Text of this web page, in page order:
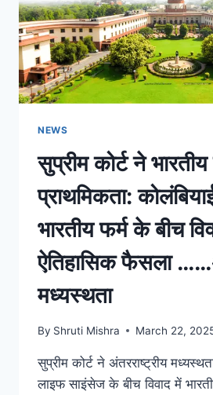
NEWS
सुप्रीम कोर्ट ने
प्राथमिकता:
भारतीय फर्म के बीच
ऐतिहासिक फैसला
मध्यस्थता
By Shruti Mishra March 22,
सुप्रीम कोर्ट ने अंतरराष्ट्रीय
लाइफ साइंसेज के बीच विवाद में